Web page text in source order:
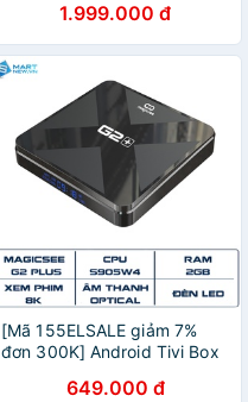
1.999.000 đ
[Mã 155ELSALE giảm 7%
đơn 300K] Android Tivi Box
9.0 Ram 2GB Rom 16Gb Wifi
649.000 đ